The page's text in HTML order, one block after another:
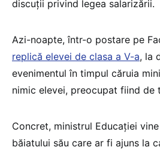
discuții privind legea salarizării.
Azi-noapte, într-o postare pe
replică elevei de clasa a V-a, la
evenimentul în timpul căruia
nimic elevei, preocupat fiind de
Concret, ministrul Educației
băiatului său care ar fi ajuns la